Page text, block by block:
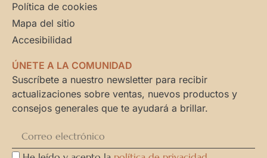
Política de cookies
Mapa del sitio
Accesibilidad
ÚNETE A LA COMUNIDAD
Suscríbete a nuestro newsletter para recibir
actualizaciones sobre ventas, nuevos productos y
consejos generales que te ayudará a brillar.